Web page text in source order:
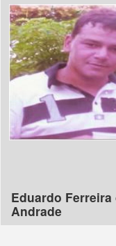
Eduardo Ferreira
Andrade